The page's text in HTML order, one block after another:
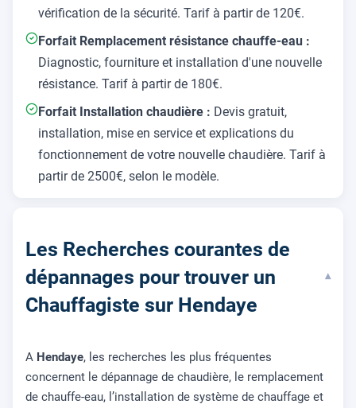
vérification de la sécurité. Tarif à partir de 120€.
Forfait Remplacement résistance chauffe-eau :
Diagnostic, fourniture et installation d'une nouvelle
résistance. Tarif à partir de 180€.
Forfait Installation chaudière : Devis gratuit,
installation, mise en service et explications du
fonctionnement de votre nouvelle chaudière. Tarif à
partir de 2500€, selon le modèle.
Les Recherches courantes de
dépannages pour trouver un
Chauffagiste sur Hendaye
▾
A Hendaye, les recherches les plus fréquentes
concernent le dépannage de chaudière, le remplacement
de chauffe-eau, l’installation de système de chauffage et